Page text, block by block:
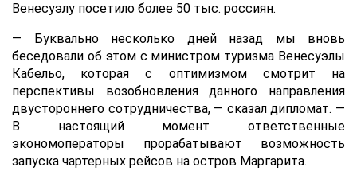
Венесуэлу посетило более 50 тыс. россиян.
— Буквально несколько дней назад мы вновь
беседовали об этом с министром туризма Венесуэлы
Кабельо, которая с оптимизмом смотрит на
перспективы возобновления данного направления
двустороннего сотрудничества, — сказал дипломат. —
В настоящий момент ответственные
экономоператоры прорабатывают возможность
запуска чартерных рейсов на остров Маргарита.